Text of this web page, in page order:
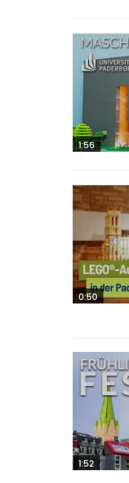
1:56
0:50
1:52